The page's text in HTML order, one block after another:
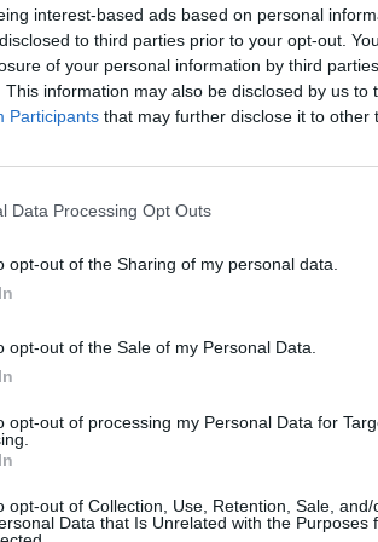
interest-based ads based on personal
to third parties prior to your opt-out.
of your personal information by third
This information may also be disclosed by us to
Participants that may further disclose it to other
Data Processing Opt Outs
opt-out of the Sharing of my personal data.
opt-out of the Sale of my Personal Data.
opt-out of processing my Personal Data for
opt-out of Collection, Use, Retention, Sale, and/
Data that Is Unrelated with the Purposes
e compatta. Lo
entusiasmo in casa Cucine Lube
e unità, cresceremo
è ancora alla ricerca della prima vittoria
il conto alla rovescia"
dopo la seconda operazione alla mani